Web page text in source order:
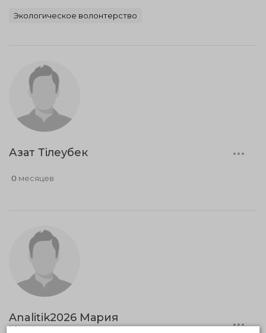
Экологическое волонтерство
Азат Тілеубек
0 месяцев
Analitik2026 Мария
Иванова